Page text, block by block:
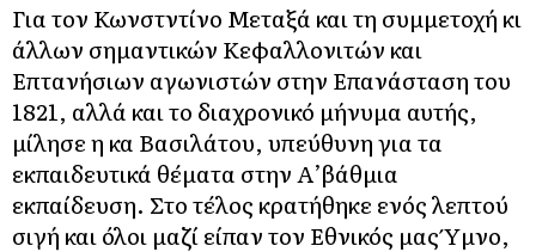
Για τον Κωνστντίνο Μεταξά και τη συμμετοχή κι
άλλων σημαντικών Κεφαλλονιτών και
Επτανήσιων αγωνιστών στην Επανάσταση του
1821, αλλά και το διαχρονικό μήνυμα αυτής,
μίλησε η κα Βασιλάτου, υπεύθυνη για τα
εκπαιδευτικά θέματα στην Α’βάθμια
εκπαίδευση. Στο τέλος κρατήθηκε ενός λεπτού
σιγή και όλοι μαζί είπαν τον Εθνικός μας Ύμνο,